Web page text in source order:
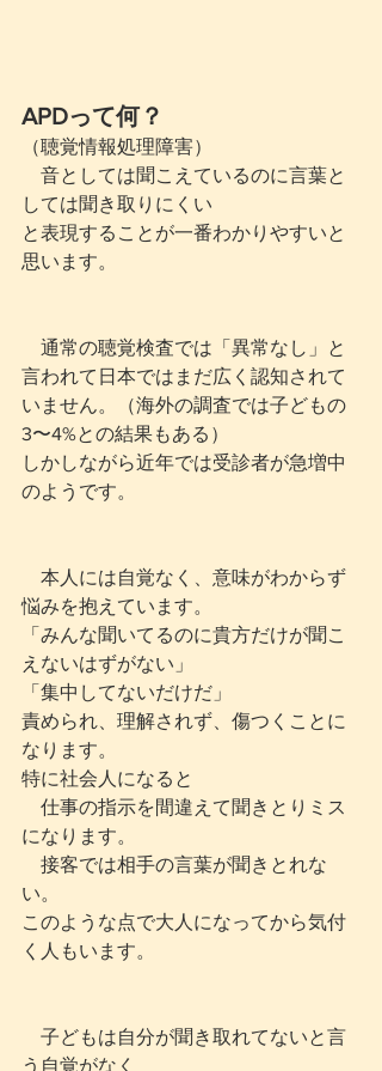
APDって何？
（聴覚情報処理障害）
音としては聞こえているのに言葉と
しては聞き取りにくい
と表現することが一番わかりやすいと
思います。
通常の聴覚検査では「異常なし」と
言われて日本ではまだ広く認知されて
いません。（海外の調査では子どもの
3〜4%との結果もある）
しかしながら近年では受診者が急増中
のようです。
本人には自覚なく、意味がわからず
悩みを抱えています。
「みんな聞いてるのに貴方だけが聞こ
えないはずがない」
「集中してないだけだ」
責められ、理解されず、傷つくことに
なります。
特に社会人になると
仕事の指示を間違えて聞きとりミス
になります。
接客では相手の言葉が聞きとれな
い。
このような点で大人になってから気付
く人もいます。
子どもは自分が聞き取れてないと言
う自覚がなく